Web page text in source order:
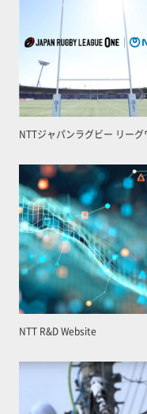
NTTジャパンラグビー リーグ
NTT R&D Website